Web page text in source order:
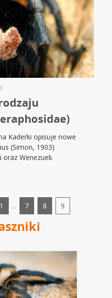
Kaderki opisuje nowe
(Simon, 1903)
Wenezueli.
1 … 7 8 9